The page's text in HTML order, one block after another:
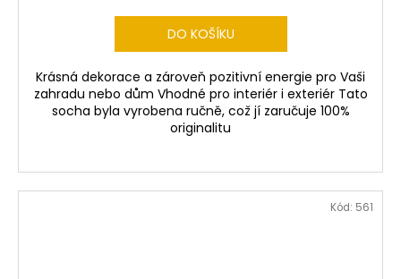
DO KOŠÍKU
Krásná dekorace a zároveň pozitivní energie pro Vaši
zahradu nebo dům Vhodné pro interiér i exteriér Tato
socha byla vyrobena ručně, což jí zaručuje 100%
originalitu
Kód: 561